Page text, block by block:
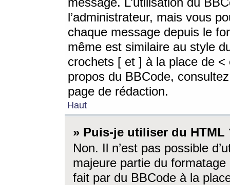
l’administrateur, mais vous
chaque message depuis le
même est similaire au style
crochets [ et ] à la place de <
propos du BBCode,
page de rédaction.
Haut
» Puis-je utiliser du HTML
Non. Il n’est pas possible
majeure partie du
fait par du BBCode à la